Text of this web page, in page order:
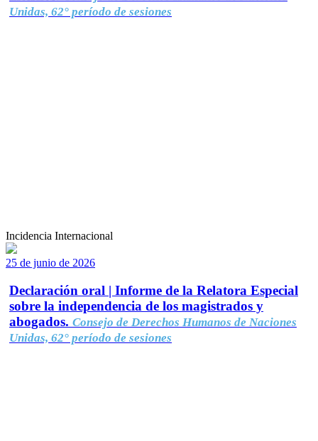
Unidas, 62° período de sesiones
Incidencia Internacional
25 de junio de 2026
Declaración oral | Informe de la Relatora Especial
sobre la independencia de los magistrados y
abogados. Consejo de Derechos Humanos de Naciones
Unidas, 62° período de sesiones